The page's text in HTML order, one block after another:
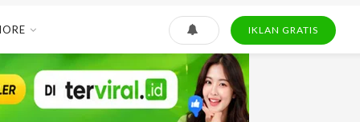
IKLAN GRATIS